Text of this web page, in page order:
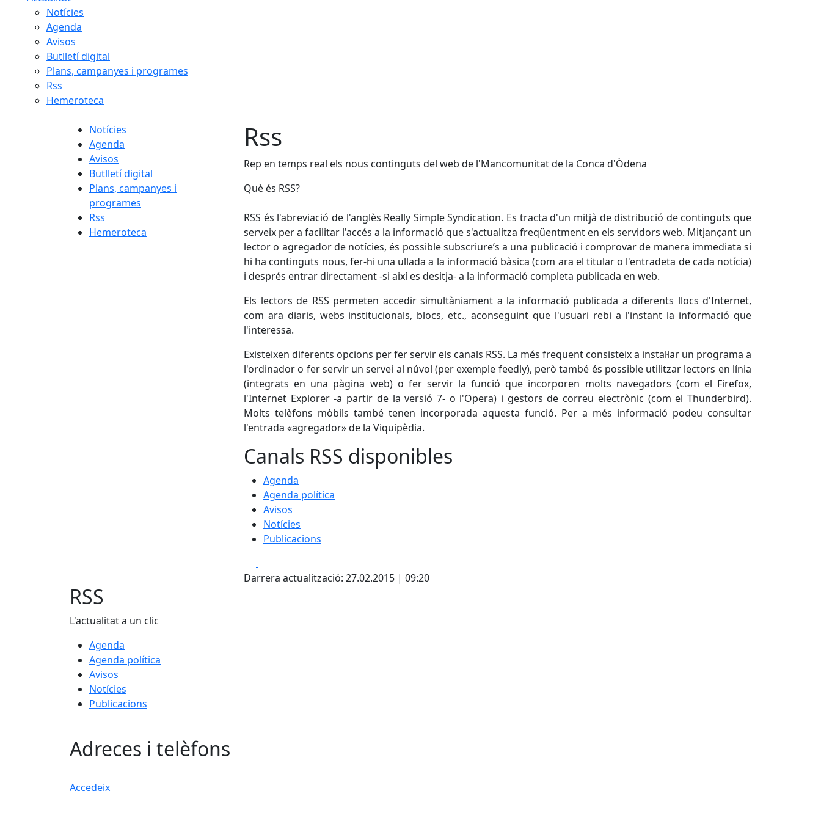
Notícies
Agenda
Avisos
Butlletí digital
Plans, campanyes i programes
Rss
Hemeroteca
Notícies
Agenda
Avisos
Butlletí digital
Plans, campanyes i
programes
Rss
Hemeroteca
Rss
Rep en temps real els nous continguts del web de l'Mancomunitat de la Conca d'Òdena
Què és RSS?
RSS és l'abreviació de l'anglès Really Simple Syndication. Es tracta d'un mitjà de distribució de continguts que
serveix per a facilitar l'accés a la informació que s'actualitza freqüentment en els servidors web. Mitjançant un
lector o agregador de notícies, és possible subscriure’s a una publicació i comprovar de manera immediata si
hi ha continguts nous, fer-hi una ullada a la informació bàsica (com ara el titular o l'entradeta de cada notícia)
i després entrar directament -si així es desitja- a la informació completa publicada en web.
Els lectors de RSS permeten accedir simultàniament a la informació publicada a diferents llocs d'Internet,
com ara diaris, webs institucionals, blocs, etc., aconseguint que l'usuari rebi a l'instant la informació que
l'interessa.
Existeixen diferents opcions per fer servir els canals RSS. La més freqüent consisteix a instal·lar un programa a
l'ordinador o fer servir un servei al núvol (per exemple feedly), però també és possible utilitzar lectors en línia
(integrats en una pàgina web) o fer servir la funció que incorporen molts navegadors (com el Firefox,
l'Internet Explorer -a partir de la versió 7- o l'Opera) i gestors de correu electrònic (com el Thunderbird).
Molts telèfons mòbils també tenen incorporada aquesta funció. Per a més informació podeu consultar
l'entrada «agregador» de la Viquipèdia.
Canals RSS disponibles
Agenda
Agenda política
Avisos
Notícies
Publicacions
Darrera actualització: 27.02.2015 | 09:20
RSS
L'actualitat a un clic
Agenda
Agenda política
Avisos
Notícies
Publicacions
Adreces i telèfons
Accedeix